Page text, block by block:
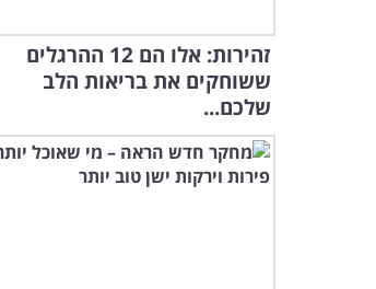
זהירות: אלו הם 12 ההרגלים
ששוחקים את בריאות הלב
שלכם...